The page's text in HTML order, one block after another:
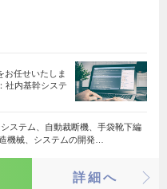
お任せいたしま
社内基幹システ
ステム、自動裁断機、手袋靴下編
機械、システムの開発…
詳細へ